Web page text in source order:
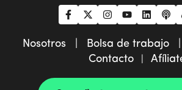
Nosotros | Bolsa de trabajo
Contacto|